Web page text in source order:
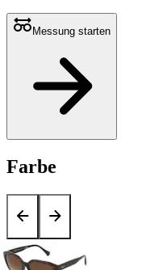
Messung starten
Farbe